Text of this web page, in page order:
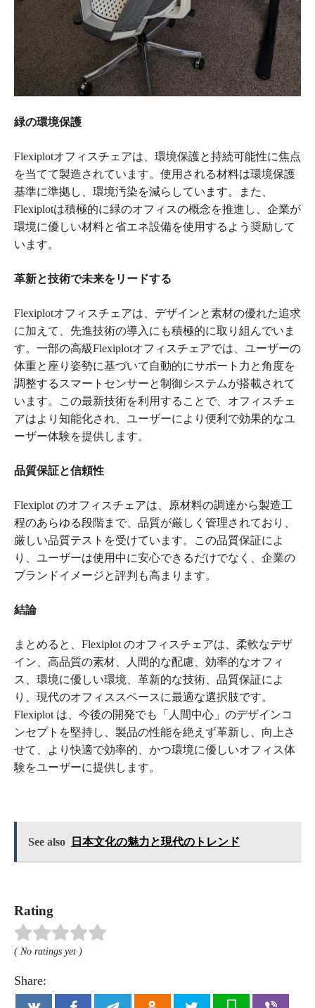
緑の環境保護
Flexiplotオフィスチェアは、環境保護と持続可能性に焦点
を当てて製造されています。使用される材料は環境保護
基準に準拠し、環境汚染を減らしています。また、
Flexiplotは積極的に緑のオフィスの概念を推進し、企業が
環境に優しい材料と省エネ設備を使用するよう奨励して
います。
革新と技術で未来をリードする
Flexiplotオフィスチェアは、デザインと素材の優れた追求
に加えて、先進技術の導入にも積極的に取り組んでいま
す。一部の高級Flexiplotオフィスチェアでは、ユーザーの
体重と座り姿勢に基づいて自動的にサポート力と角度を
調整するスマートセンサーと制御システムが搭載されて
います。この最新技術を利用することで、オフィスチェ
アはより知能化され、ユーザーにより便利で効果的なユ
ーザー体験を提供します。
品質保証と信頼性
Flexiplot のオフィスチェアは、原材料の調達から製造工
程のあらゆる段階まで、品質が厳しく管理されており、
厳しい品質テストを受けています。この品質保証によ
り、ユーザーは使用中に安心できるだけでなく、企業の
ブランドイメージと評判も高まります。
結論
まとめると、Flexiplot のオフィスチェアは、柔軟なデザ
イン、高品質の素材、人間的な配慮、効率的なオフィ
ス、環境に優しい環境、革新的な技術、品質保証によ
り、現代のオフィススペースに最適な選択肢です。
Flexiplot は、今後の開発でも「人間中心」のデザインコ
ンセプトを堅持し、製品の性能を絶えず革新し、向上さ
せて、より快適で効率的、かつ環境に優しいオフィス体
験をユーザーに提供します。
See also 日本文化の魅力と現代のトレンド
Rating
( No ratings yet )
Share: